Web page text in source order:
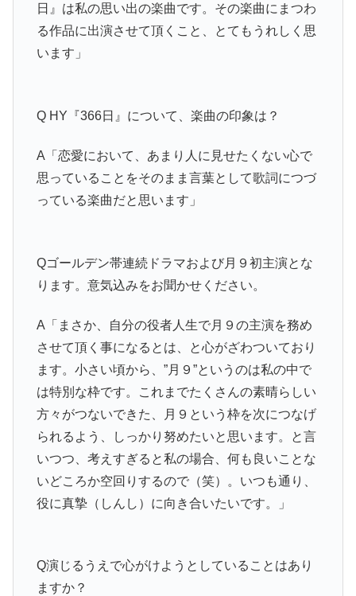
日』は私の思い出の楽曲です。その楽曲にまつわ
る作品に出演させて頂くこと、とてもうれしく思
います」
Q HY『366日』について、楽曲の印象は？
A「恋愛において、あまり人に見せたくない心で
思っていることをそのまま言葉として歌詞につづ
っている楽曲だと思います」
Qゴールデン帯連続ドラマおよび月９初主演とな
ります。意気込みをお聞かせください。
A「まさか、自分の役者人生で月９の主演を務め
させて頂く事になるとは、と心がざわついており
ます。小さい頃から、”月９”というのは私の中で
は特別な枠です。これまでたくさんの素晴らしい
方々がつないできた、月９という枠を次につなげ
られるよう、しっかり努めたいと思います。と言
いつつ、考えすぎると私の場合、何も良いことな
いどころか空回りするので（笑）。いつも通り、
役に真摯（しんし）に向き合いたいです。」
Q演じるうえで心がけようとしていることはあり
ますか？